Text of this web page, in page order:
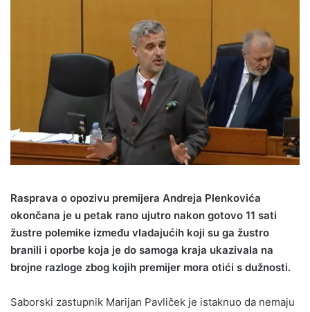
Rasprava o opozivu premijera Andreja Plenkovića
okončana je u petak rano ujutro nakon gotovo 11 sati
žustre polemike između vladajućih koji su ga žustro
branili i oporbe koja je do samoga kraja ukazivala na
brojne razloge zbog kojih premijer mora otići s dužnosti.
Saborski zastupnik Marijan Pavliček je istaknuo da nemaju